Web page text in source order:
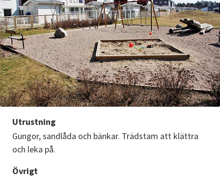
Utrustning
Gungor, sandlåda och bänkar. Trädstam att klättra
och leka på.
Övrigt